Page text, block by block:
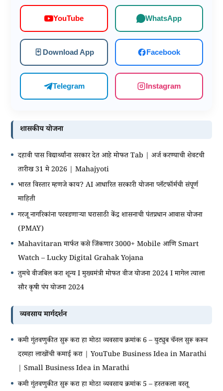
YouTube WhatsApp
Download App Facebook
Telegram Instagram
शासकीय योजना
दहावी पास विद्यार्थ्यांना सरकार देत आहे मोफत Tab | अर्ज करण्याची शेवटची
तारीख 31 मे 2026 | Mahajyoti
भारत विस्तार म्हणजे काय? AI आधारित सरकारी योजना प्लॅटफॉर्मची संपूर्ण
माहिती
गरजू नागरिकांना परवडणाऱ्या घरासाठी केंद्र शासनाची पंतप्रधान आवास योजना
(PMAY)
Mahavitaran मार्फत कसे जिंकणार 3000+ Mobile आणि Smart
Watch – Lucky Digital Grahak Yojana
तुमचे वीजबिल करा शून्य I मुख्यमंत्री मोफत वीज योजना 2024 I मागेल त्याला
सौर कृषी पंप योजना 2024
व्यवसाय मार्गदर्शन
कमी गुंतवणुकीत सुरू करा हा मोठा व्यवसाय क्रमांक 6 – युट्युब चॅनल सुरू करून
दरमहा लाखोंची कमाई करा | YouTube Business Idea in Marathi
| Small Business Idea in Marathi
कमी गुंतवणुकीत सुरू करा हा मोठा व्यवसाय क्रमांक 5 – हस्तकला वस्तू